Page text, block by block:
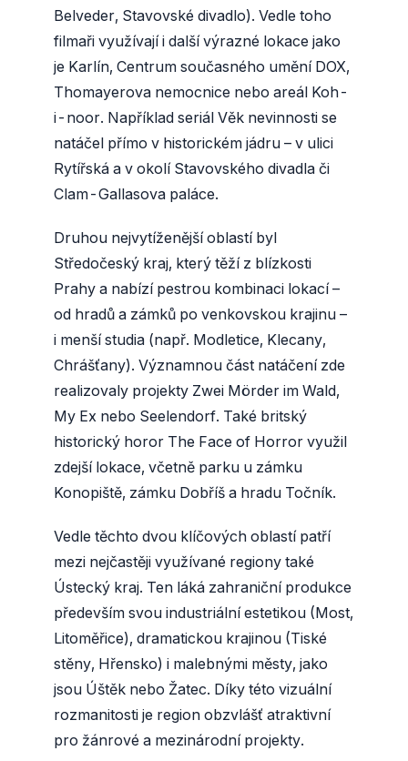
Belveder, Stavovské divadlo). Vedle toho
filmaři využívají i další výrazné lokace jako
je Karlín, Centrum současného umění DOX,
Thomayerova nemocnice nebo areál Koh-
i-noor. Například seriál Věk nevinnosti se
natáčel přímo v historickém jádru – v ulici
Rytířská a v okolí Stavovského divadla či
Clam-Gallasova paláce.
Druhou nejvytíženější oblastí byl
Středočeský kraj, který těží z blízkosti
Prahy a nabízí pestrou kombinaci lokací –
od hradů a zámků po venkovskou krajinu –
i menší studia (např. Modletice, Klecany,
Chrášťany). Významnou část natáčení zde
realizovaly projekty Zwei Mörder im Wald,
My Ex nebo Seelendorf. Také britský
historický horor The Face of Horror využil
zdejší lokace, včetně parku u zámku
Konopiště, zámku Dobříš a hradu Točník.
Vedle těchto dvou klíčových oblastí patří
mezi nejčastěji využívané regiony také
Ústecký kraj. Ten láká zahraniční produkce
především svou industriální estetikou (Most,
Litoměřice), dramatickou krajinou (Tiské
stěny, Hřensko) i malebnými městy, jako
jsou Úštěk nebo Žatec. Díky této vizuální
rozmanitosti je region obzvlášť atraktivní
pro žánrové a mezinárodní projekty.